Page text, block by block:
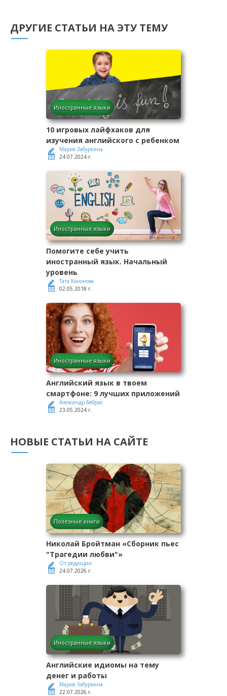
ДРУГИЕ СТАТЬИ НА ЭТУ ТЕМУ
Иностранные языки
10 игровых лайфхаков для
изучения английского с ребенком
Мария Забуркина
24.07.2024 г.
Иностранные языки
Помогите себе учить
иностранный язык. Начальный
уровень
Тата Кононова
02.05.2018 г.
Иностранные языки
Английский язык в твоем
смартфоне: 9 лучших приложений
Александр Бебрис
23.05.2024 г.
НОВЫЕ СТАТЬИ НА САЙТЕ
Полезные книги
Николай Бройтман «Сборник пьес
"Трагедии любви"»
От редакции
24.07.2026 г.
Иностранные языки
Английские идиомы на тему
денег и работы
Мария Забуркина
22.07.2026 г.